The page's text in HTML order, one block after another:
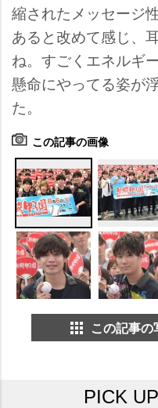
縮されたメッセージ
あると改めて感じ、
ね。すごくエネルギ
懸命にやってる姿が
た。
この記事の画像
この記事の
PICK